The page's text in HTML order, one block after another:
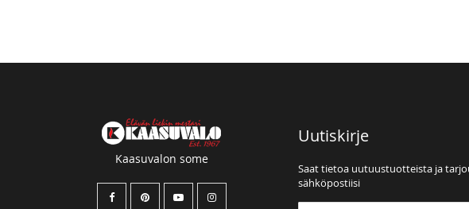
Kaasuvalon some
Uutiskirje
Saat tietoa uutuustuotteista ja
sähköpostiisi